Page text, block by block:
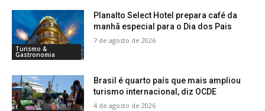
Turismo &
Gastronomia
Planalto Select Hotel prepara café da
manhã especial para o Dia dos Pais
7 de agosto de 2026
Brasil é quarto país que mais ampliou
turismo internacional, diz OCDE
4 de agosto de 2026